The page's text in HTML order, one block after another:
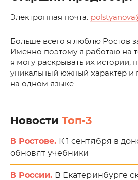
Электронная почта:
Больше всего я люблю Ростов
Именно поэтому я работаю на
я могу раскрывать их истории,
уникальный южный характер и
на одном языке.
Новости Топ-3
В Ростове. К 1 сентября в
обновят учебники
В России. В Екатеринбурге